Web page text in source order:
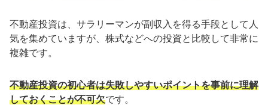
不動産投資は、サラリーマンが副収入を得る手段として人
気を集めていますが、株式などへの投資と比較して非常に
複雑です。
不動産投資の初心者は失敗しやすいポイントを事前に理解
しておくことが不可欠です。